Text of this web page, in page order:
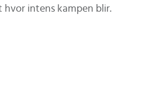
intens kampen blir.